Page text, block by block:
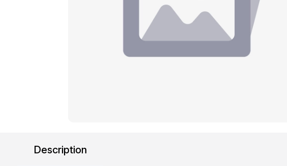
Description